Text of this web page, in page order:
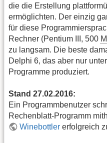
die die Erstellung
ermöglichten. Der einzig
für diese
Rechner (Pentium III, 500
zu langsam. Die beste
Delphi 6, das aber nur
Programme produziert.
Stand 27.02.2016:
Ein Programmbenutzer
Rechenblatt-Programm
Winebottler erfolgreich